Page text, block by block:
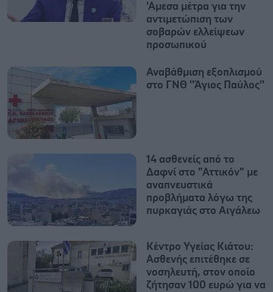
'Αμεσα μέτρα για την
αντιμετώπιση των
σοβαρών ελλείψεων
προσωπικού
Αναβάθμιση εξοπλισμού
στο ΓΝΘ ''Άγιος Παύλος''
14 ασθενείς από το
Δαφνί στο "Αττικόν" με
αναπνευστικά
προβλήματα λόγω της
πυρκαγιάς στο Αιγάλεω
Κέντρο Υγείας Κιάτου:
Ασθενής επιτέθηκε σε
νοσηλευτή, στον οποίο
ζήτησαν 100 ευρώ για να